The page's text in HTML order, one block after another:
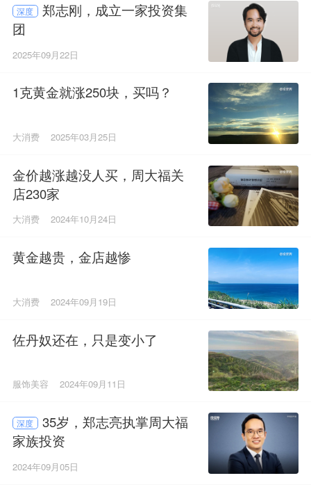
深度
郑志刚，成立一家投资集
团
2025年09月22日
1克黄金就涨250块，买吗？
大消费 2025年03月25日
金价越涨越没人买，周大福关
店230家
大消费 2024年10月24日
黄金越贵，金店越惨
大消费 2024年09月19日
佐丹奴还在，只是变小了
服饰美容 2024年09月11日
深度
35岁，郑志亮执掌周大福
家族投资
2024年09月05日